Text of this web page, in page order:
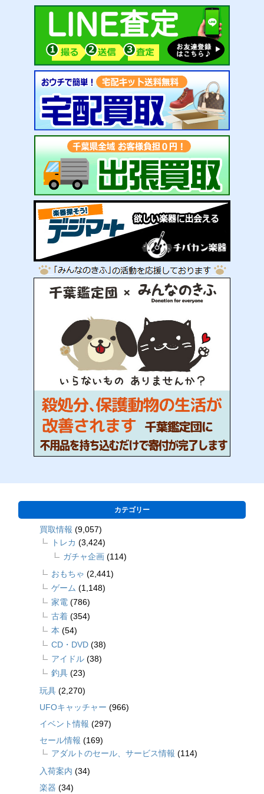
カテゴリー
買取情報 (9,057)
トレカ (3,424)
ガチャ企画 (114)
おもちゃ (2,441)
ゲーム (1,148)
家電 (786)
古着 (354)
本 (54)
CD・DVD (38)
アイドル (38)
釣具 (23)
玩具 (2,270)
UFOキャッチャー (966)
イベント情報 (297)
セール情報 (169)
アダルトのセール、サービス情報 (114)
入荷案内 (34)
楽器 (34)